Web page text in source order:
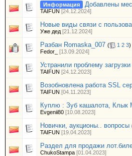
Информация Добавлены
TAIFUN [24.12.2024]
Новые виды связи с
Уже дед [21.12.2024]
Разбан Romaska_007 ( 1 2 3)
Fedor_
[13.09.2024]
Устранили проблему
TAIFUN [24.12.2023]
Возобновлена работа SSL
TAIFUN [04.11.2023]
Куплю : Зуб кашалота, Клык
Evgenii80 [10.08.2023]
Новички, аукционы.. вопросы
TAIFUN [19.04.2023]
Раздел для продажи
ChukoStampa [01.04.2023]